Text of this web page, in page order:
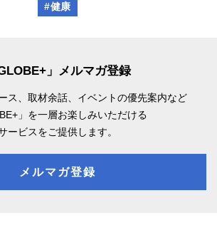
#健康
GLOBE+」メルマガ登録
ス、取材余話、 イベントの優先案内など
」を一層お楽しみいただける
ービスをご提供します。
メルマガ登録